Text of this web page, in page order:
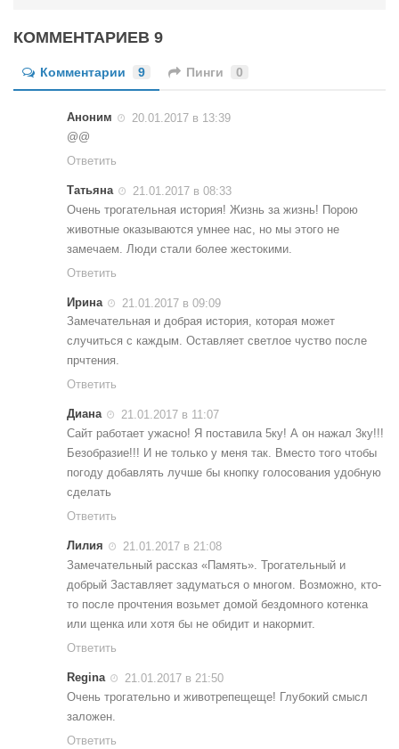
КОММЕНТАРИЕВ 9
Комментарии 9 Пинги 0
Аноним
20.01.2017 в 13:39
@@
Ответить
Татьяна
21.01.2017 в 08:33
Очень трогательная история! Жизнь за жизнь! Порою
животные оказываются умнее нас, но мы этого не
замечаем. Люди стали более жестокими.
Ответить
Ирина
21.01.2017 в 09:09
Замечательная и добрая история, которая может
случиться с каждым. Оставляет светлое чуство после
прчтения.
Ответить
Диана
21.01.2017 в 11:07
Сайт работает ужасно! Я поставила 5ку! А он нажал 3ку!!!
Безобразие!!! И не только у меня так. Вместо того чтобы
погоду добавлять лучше бы кнопку голосования удобную
сделать
Ответить
Лилия
21.01.2017 в 21:08
Замечательный рассказ «Память». Трогательный и
добрый Заставляет задуматься о многом. Возможно, кто-
то после прочтения возьмет домой бездомного котенка
или щенка или хотя бы не обидит и накормит.
Ответить
Regina
21.01.2017 в 21:50
Очень трогательно и животрепещеще! Глубокий смысл
заложен.
Ответить